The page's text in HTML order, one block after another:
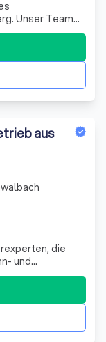
Unser Team
durch ihre
Wir sind
an
aus
die
und
Vor
um
und die